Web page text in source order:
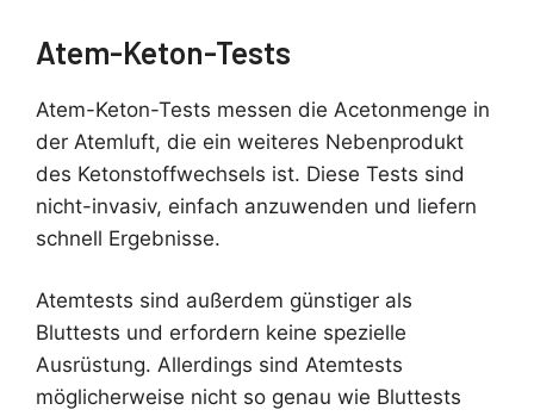
Atem-Keton-Tests
Atem-Keton-Tests messen die Acetonmenge in
der Atemluft, die ein weiteres Nebenprodukt
des Ketonstoffwechsels ist. Diese Tests sind
nicht-invasiv, einfach anzuwenden und liefern
schnell Ergebnisse.
Atemtests sind außerdem günstiger als
Bluttests und erfordern keine spezielle
Ausrüstung. Allerdings sind Atemtests
möglicherweise nicht so genau wie Bluttests